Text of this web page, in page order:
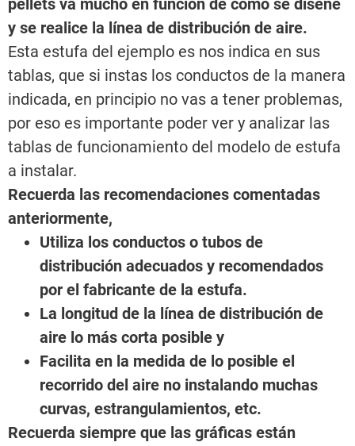
pellets va mucho en función de como se diseñe
y se realice la línea de distribución de aire.
Esta estufa del ejemplo es nos indica en sus
tablas, que si instas los conductos de la manera
indicada, en principio no vas a tener problemas,
por eso es importante poder ver y analizar las
tablas de funcionamiento del modelo de estufa
a instalar.
Recuerda las recomendaciones comentadas
anteriormente,
Utiliza los conductos o tubos de
distribución adecuados y recomendados
por el fabricante de la estufa.
La longitud de la línea de distribución de
aire lo más corta posible y
Facilita en la medida de lo posible el
recorrido del aire no instalando muchas
curvas, estrangulamientos, etc.
Recuerda siempre que las gráficas están